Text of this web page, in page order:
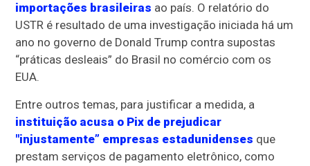
importações brasileiras ao país. O relatório do
USTR é resultado de uma investigação iniciada há um
ano no governo de Donald Trump contra supostas
“práticas desleais” do Brasil no comércio com os
EUA.
Entre outros temas, para justificar a medida, a
instituição acusa o Pix de prejudicar
"injustamente” empresas estadunidenses que
prestam serviços de pagamento eletrônico, como